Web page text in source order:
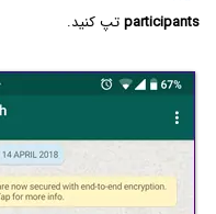
participantsتپ کنید.